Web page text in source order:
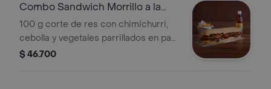
Combo Sandwich Morrillo a la
Parrillla
100 g corte de res con chimichurri,
cebolla y vegetales parrillados en pan
horneado acompañado de una
$ 46.700